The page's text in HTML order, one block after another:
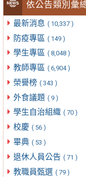
依公告類別彙
最新消息 ( 10,337 )
防疫專區 ( 149 )
學生專區 ( 8,048 )
教師專區 ( 6,904 )
榮譽榜 ( 343 )
外食議題 ( 9 )
學生自治組織 ( 70 )
校慶 ( 56 )
畢典 ( 53 )
退休人員公告 ( 71 )
教職員甄選 ( 79 )